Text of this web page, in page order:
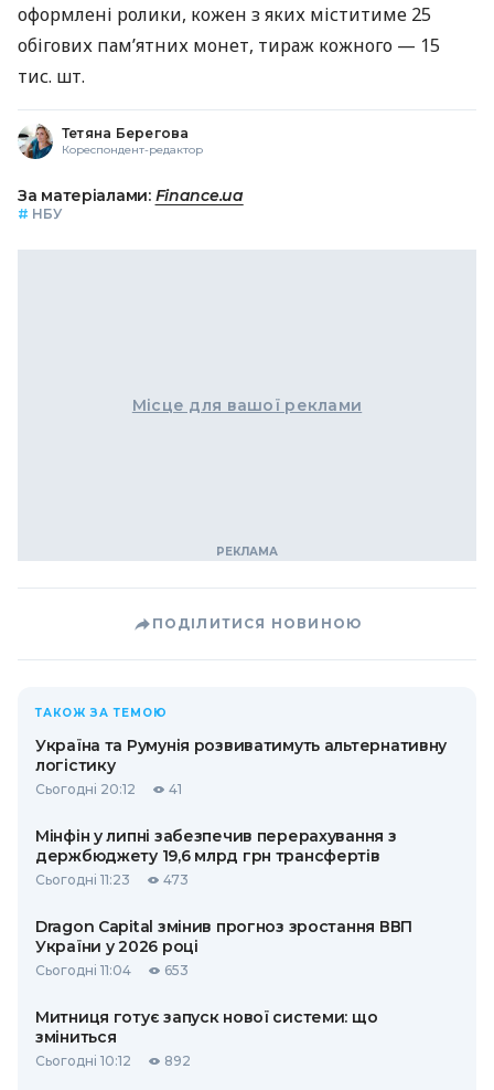
оформлені ролики, кожен з яких міститиме 25
обігових пам’ятних монет, тираж кожного — 15
тис. шт.
Тетяна Берегова
Кореспондент-редактор
За матеріалами: Finance.ua
# НБУ
Місце для вашої реклами
ПОДІЛИТИСЯ НОВИНОЮ
ТАКОЖ ЗА ТЕМОЮ
Україна та Румунія розвиватимуть альтернативну
логістику
Сьогодні 20:12 41
Мінфін у липні забезпечив перерахування з
держбюджету 19,6 млрд грн трансфертів
Сьогодні 11:23 473
Dragon Capital змінив прогноз зростання ВВП
України у 2026 році
Сьогодні 11:04 653
Митниця готує запуск нової системи: що
зміниться
Сьогодні 10:12 892